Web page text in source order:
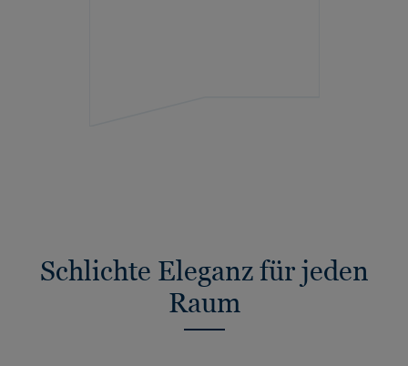
Schlichte Eleganz für jeden
Raum